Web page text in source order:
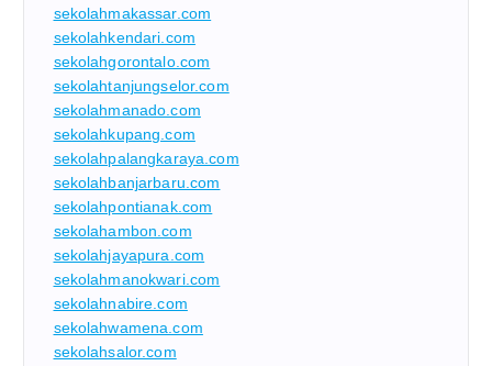
sekolahmakassar.com
sekolahkendari.com
sekolahgorontalo.com
sekolahtanjungselor.com
sekolahmanado.com
sekolahkupang.com
sekolahpalangkaraya.com
sekolahbanjarbaru.com
sekolahpontianak.com
sekolahambon.com
sekolahjayapura.com
sekolahmanokwari.com
sekolahnabire.com
sekolahwamena.com
sekolahsalor.com